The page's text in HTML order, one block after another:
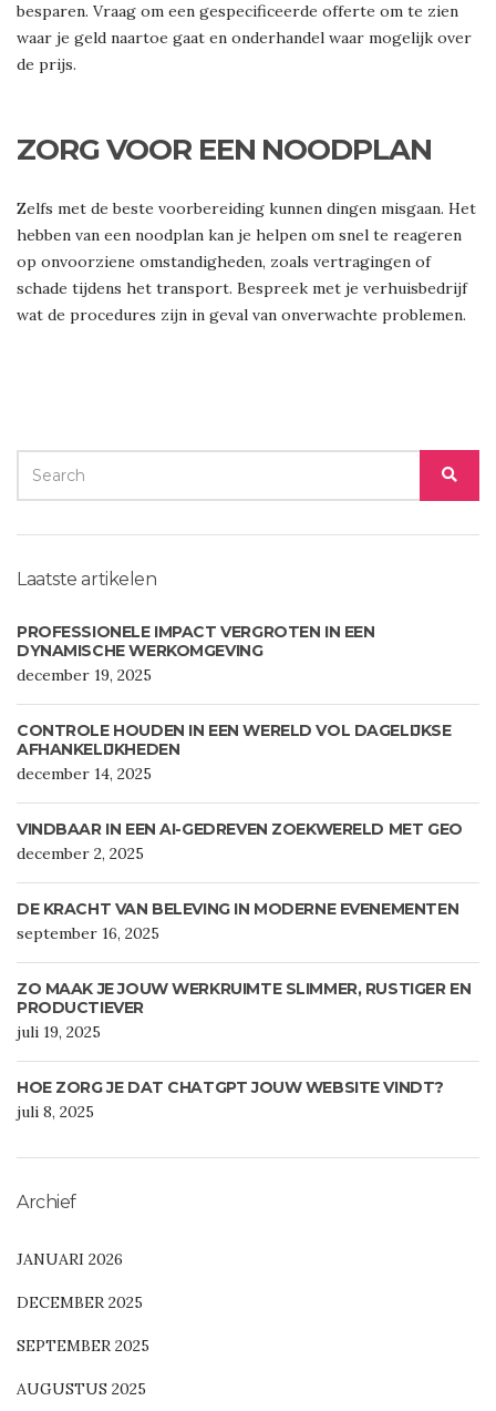
besparen. Vraag om een gespecificeerde offerte om te zien
waar je geld naartoe gaat en onderhandel waar mogelijk over
de prijs.
ZORG VOOR EEN NOODPLAN
Zelfs met de beste voorbereiding kunnen dingen misgaan. Het
hebben van een noodplan kan je helpen om snel te reageren
op onvoorziene omstandigheden, zoals vertragingen of
schade tijdens het transport. Bespreek met je verhuisbedrijf
wat de procedures zijn in geval van onverwachte problemen.
SEARCH
FOR:
Laatste artikelen
PROFESSIONELE IMPACT VERGROTEN IN EEN
DYNAMISCHE WERKOMGEVING
december 19, 2025
CONTROLE HOUDEN IN EEN WERELD VOL DAGELIJKSE
AFHANKELIJKHEDEN
december 14, 2025
VINDBAAR IN EEN AI-GEDREVEN ZOEKWERELD MET GEO
december 2, 2025
DE KRACHT VAN BELEVING IN MODERNE EVENEMENTEN
september 16, 2025
ZO MAAK JE JOUW WERKRUIMTE SLIMMER, RUSTIGER EN
PRODUCTIEVER
juli 19, 2025
HOE ZORG JE DAT CHATGPT JOUW WEBSITE VINDT?
juli 8, 2025
Archief
JANUARI 2026
DECEMBER 2025
SEPTEMBER 2025
AUGUSTUS 2025